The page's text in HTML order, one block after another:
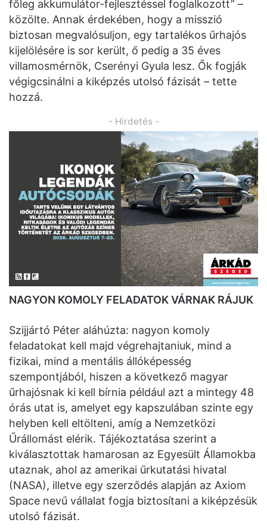
főleg akkumulátor-fejlesztéssel foglalkozott” –
közölte. Annak érdekében, hogy a misszió
biztosan megvalósuljon, egy tartalékos űrhajós
kijelölésére is sor került, ő pedig a 35 éves
villamosmérnök, Cserényi Gyula lesz. Ők fogják
végigcsinálni a kiképzés utolsó fázisát – tette
hozzá.
- Hirdetés -
NAGYON KOMOLY FELADATOK VÁRNAK RÁJUK
Szijjártó Péter aláhúzta: nagyon komoly
feladatokat kell majd végrehajtaniuk, mind a
fizikai, mind a mentális állóképesség
szempontjából, hiszen a következő magyar
űrhajósnak ki kell bírnia például azt a mintegy 48
órás utat is, amelyet egy kapszulában szinte egy
helyben kell eltölteni, amíg a Nemzetközi
Űrállomást elérik. Tájékoztatása szerint a
kiválasztottak hamarosan az Egyesült Államokba
utaznak, ahol az amerikai űrkutatási hivatal
(NASA), illetve egy szerződés alapján az Axiom
Space nevű vállalat fogja biztosítani a kiképzésük
utolsó fázisát.